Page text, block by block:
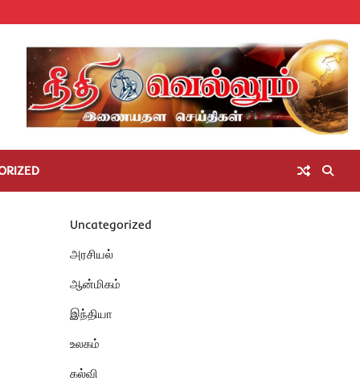
Homeசெய்திகள்
தமிழ்நாடுமாவட்டச்செய்திகள்
அரசியல்ஆன்மிகம்
சட்டம்
அறிவோம்
சினிமா
Uncategorized
அரசியல்
ஆன்மிகம்
இந்தியா
உலகம்
கல்வி